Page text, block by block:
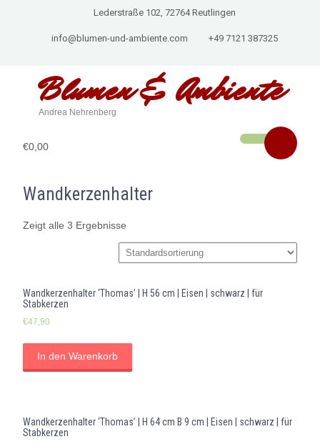
Lederstraße 102, 72764 Reutlingen
info@blumen-und-ambiente.com +49 7121 387325
Blumen & Ambiente
Andrea Nehrenberg
€0,00
Wandkerzenhalter
Zeigt alle 3 Ergebnisse
Wandkerzenhalter ‘Thomas’ | H 56 cm | Eisen | schwarz | für
Stabkerzen
€47,90
In den Warenkorb
Wandkerzenhalter ‘Thomas’ | H 64 cm B 9 cm | Eisen | schwarz | für
Stabkerzen